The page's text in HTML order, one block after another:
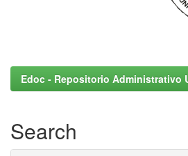
Edoc - Repositorio Administrativo
Search